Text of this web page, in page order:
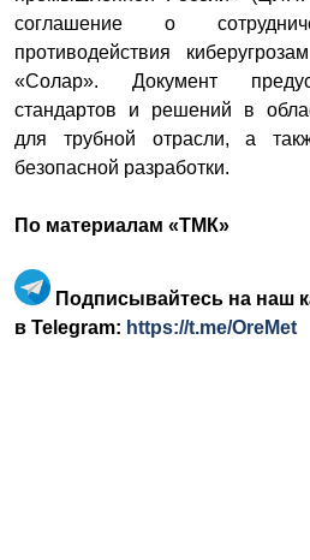
соглашение о
противодействия
«Солар». Документ
стандартов и решений в
для трубной отрасли, а
безопасной разработки.
По материалам «ТМК»
Подписывайтесь на наш
в Telegram: https://t.me/OreMet